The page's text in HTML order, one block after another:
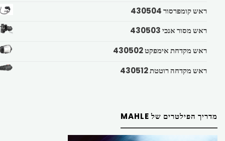
ראש קומפרסור 430504
ראש מסור אנכי 430503
ראש מקדחת אימפקט 430502
ראש מקדחה רוטטת 430512
מדריך הפילטרים של MAHLE